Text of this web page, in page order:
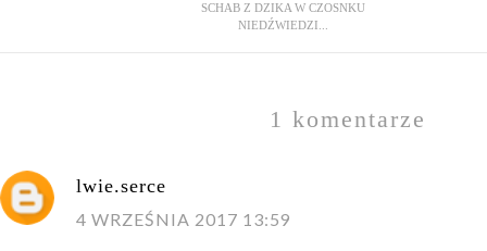
SCHAB Z DZIKA W CZOSNKU
NIEDŹWIEDZI...
1 komentarze
lwie.serce
4 WRZEŚNIA 2017 13:59